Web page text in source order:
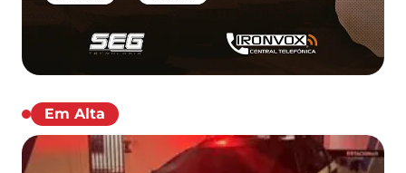
Em Alta